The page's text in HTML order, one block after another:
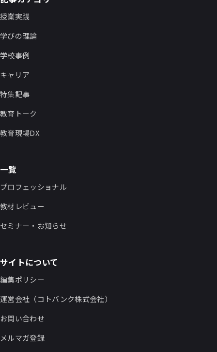
授業実践
学びの理論
学校事例
キャリア
特集記事
教育トーク
教育現場DX
一覧
プロフェッショナル
教材レビュー
セミナー・お知らせ
サイトについて
編集ポリシー
運営会社（コトバンク株式会社）
お問い合わせ
メルマガ登録